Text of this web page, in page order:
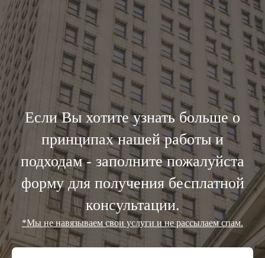
Если Вы хотите узнать больше о
принципах нашей работы и
подходам - заполните пожалуйста
форму для получения бесплатной
консультации.
*Мы не навязываем свои услуги и не рассылаем спам.